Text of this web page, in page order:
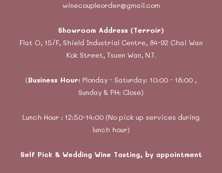
winecoupleorder@gmail.com
Showroom Address (Terroir)
Flat O, 15/F, Shield Industrial Centre, 84-92 Chai Wan
Kok Street, Tsuen Wan, N.T.
(Business Hour: Monday - Saturday: 10:00 - 18:00 ,
Sunday & PH: Close)
Lunch Hour : 12:50-14:00 (No pick up services during
lunch hour)
Self Pick & Wedding Wine Tasting, by appointment